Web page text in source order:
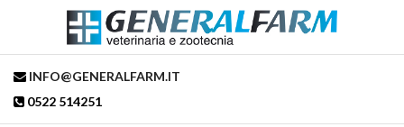
INFO@GENERALFARM.IT
0522 514251